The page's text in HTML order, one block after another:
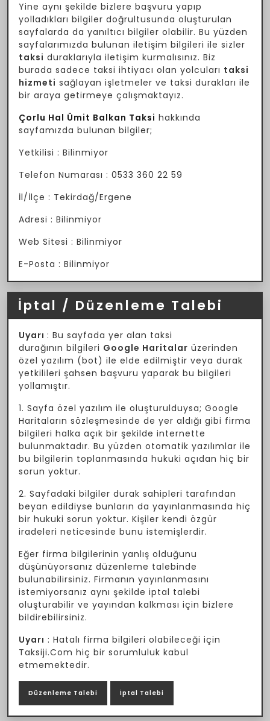
Yine aynı şekilde bizlere başvuru yapıp
yolladıkları bilgiler doğrultusunda oluşturulan
sayfalarda da yanıltıcı bilgiler olabilir. Bu yüzden
sayfalarımızda bulunan iletişim bilgileri ile sizler
taksi duraklarıyla iletişim kurmalısınız. Biz
burada sadece taksi ihtiyacı olan yolcuları taksi
hizmeti sağlayan işletmeler ve taksi durakları ile
bir araya getirmeye çalışmaktayız.
Çorlu Hal Ümit Balkan Taksi hakkında
sayfamızda bulunan bilgiler;
Yetkilisi : Bilinmiyor
Telefon Numarası : 0533 360 22 59
İl/İlçe : Tekirdağ/Ergene
Adresi : Bilinmiyor
Web Sitesi : Bilinmiyor
E-Posta : Bilinmiyor
İptal / Düzenleme Talebi
Uyarı : Bu sayfada yer alan taksi
durağının bilgileri Google Haritalar üzerinden
özel yazılım (bot) ile elde edilmiştir veya durak
yetkilileri şahsen başvuru yaparak bu bilgileri
yollamıştır.
1. Sayfa özel yazılım ile oluşturulduysa; Google
Haritaların sözleşmesinde de yer aldığı gibi firma
bilgileri halka açık bir şekilde internette
bulunmaktadır. Bu yüzden otomatik yazılımlar ile
bu bilgilerin toplanmasında hukuki açıdan hiç bir
sorun yoktur.
2. Sayfadaki bilgiler durak sahipleri tarafından
beyan edildiyse bunların da yayınlanmasında hiç
bir hukuki sorun yoktur. Kişiler kendi özgür
iradeleri neticesinde bunu istemişlerdir.
Eğer firma bilgilerinin yanlış olduğunu
düşünüyorsanız düzenleme talebinde
bulunabilirsiniz. Firmanın yayınlanmasını
istemiyorsanız aynı şekilde iptal talebi
oluşturabilir ve yayından kalkması için bizlere
bildirebilirsiniz.
Uyarı : Hatalı firma bilgileri olabileceği için
Taksiji.Com hiç bir sorumluluk kabul
etmemektedir.
Düzenleme Talebi İptal Talebi